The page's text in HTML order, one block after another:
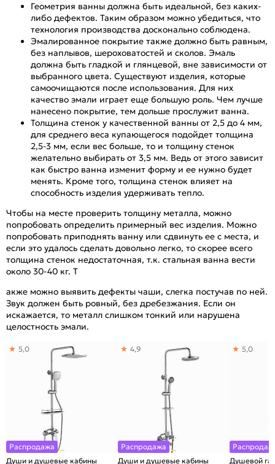
Геометрия ванны должна быть идеальной, без каких-
либо дефектов. Таким образом можно убедиться, что
технология производства досконально соблюдена.
Эмалированное покрытие также должно быть равным,
без наплывов, шероховатостей и сколов. Эмаль
должна быть гладкой и глянцевой, вне зависимости от
выбранного цвета. Существуют изделия, которые
самоочищаются после использования. Для них
качество эмали играет еще большую роль. Чем лучше
нанесено покрытие, тем дольше прослужит ванна.
Толщина стенок у качественной ванны от 2,5 до 4 мм,
для среднего веса купающегося подойдет толщина
2,5-3 мм, если вес больше, то и толщину стенок
желательно выбирать от 3,5 мм. Ведь от этого зависит
как быстро ванна изменит форму и ее нужно будет
менять. Кроме того, толщина стенок влияет на
способность изделия удерживать тепло.
Чтобы на месте проверить толщину металла, можно
попробовать определить примерный вес изделия. Можно
попробовать приподнять ванну или сдвинуть ее с места, и
если это удалось сделать довольно легко, то скорее всего
толщина стенок недостаточная, т.к. стальная ванна вести
около 30-40 кг. Т
акже можно выявить дефекты чаши, слегка постучав по ней.
Звук должен быть ровный, без дребезжания. Если он
искажается, то металл слишком тонкий или нарушена
целостность эмали.
Распродажа
Души и душевые кабины
5,0
Распродажа
Души и душевые кабины
4,9
Душевой
5,0